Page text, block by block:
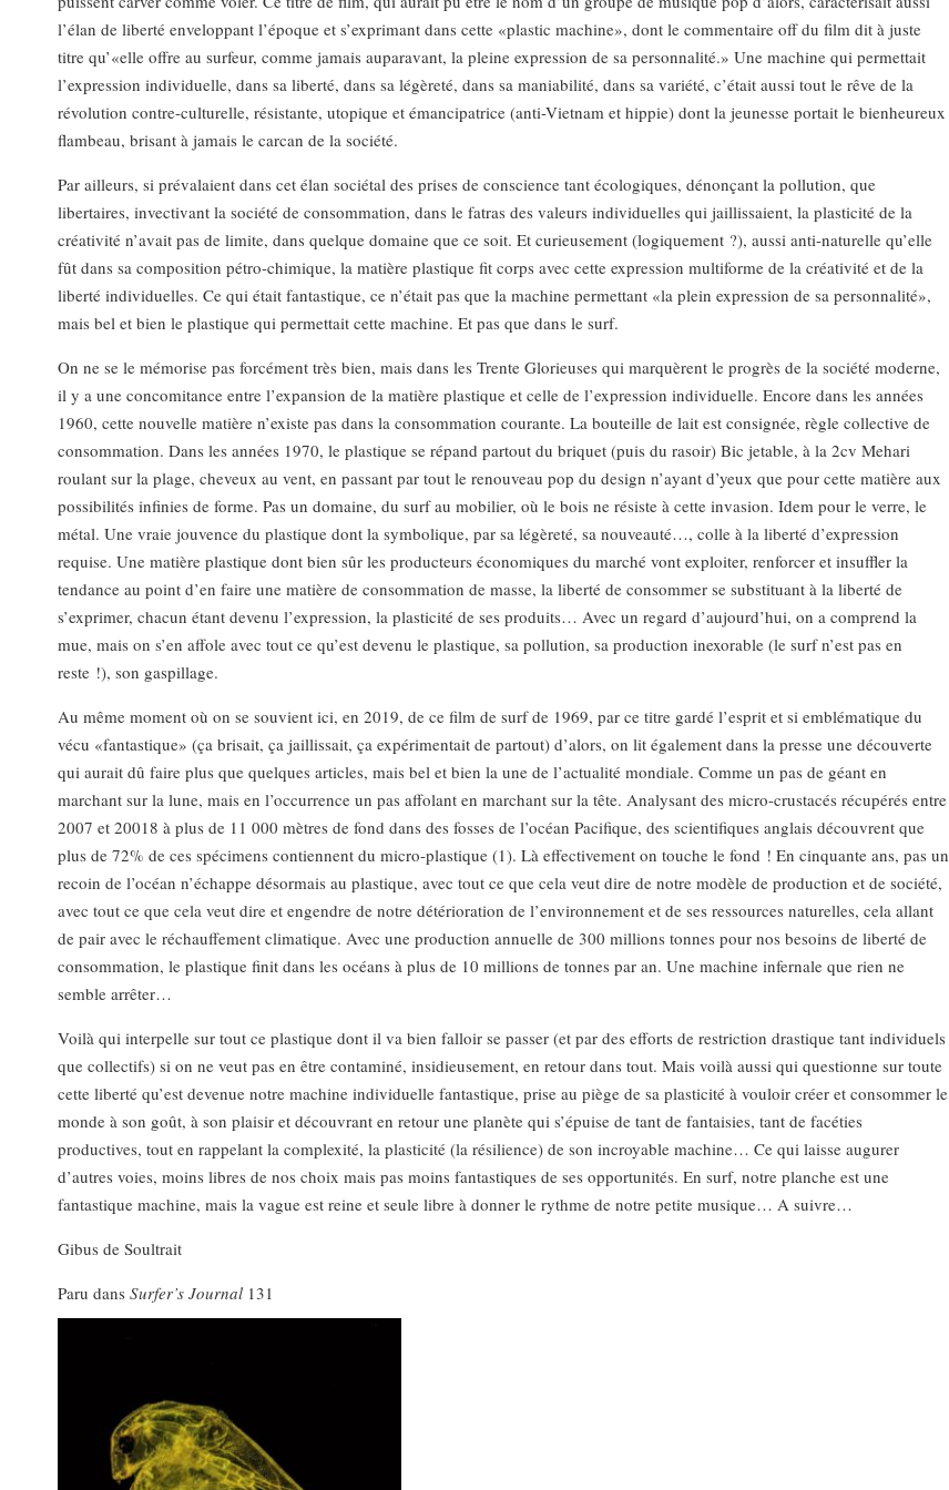
l’élan de liberté enveloppant l’époque et s’exprimant dans cette «plastic machine», dont le commentaire off du film dit à juste
titre qu’«elle offre au surfeur, comme jamais auparavant, la pleine expression de sa personnalité.» Une machine qui permettait
l’expression individuelle, dans sa liberté, dans sa légèreté, dans sa maniabilité, dans sa variété, c’était aussi tout le rêve de la
révolution contre-culturelle, résistante, utopique et émancipatrice (anti-Vietnam et hippie) dont la jeunesse portait le bienheureux
flambeau, brisant à jamais le carcan de la société.
Par ailleurs, si prévalaient dans cet élan sociétal des prises de conscience tant écologiques, dénonçant la pollution, que
libertaires, invectivant la société de consommation, dans le fatras des valeurs individuelles qui jaillissaient, la plasticité de la
créativité n’avait pas de limite, dans quelque domaine que ce soit. Et curieusement (logiquement ?), aussi anti-naturelle qu’elle
fût dans sa composition pétro-chimique, la matière plastique fit corps avec cette expression multiforme de la créativité et de la
liberté individuelles. Ce qui était fantastique, ce n’était pas que la machine permettant «la plein expression de sa personnalité»,
mais bel et bien le plastique qui permettait cette machine. Et pas que dans le surf.
On ne se le mémorise pas forcément très bien, mais dans les Trente Glorieuses qui marquèrent le progrès de la société moderne,
il y a une concomitance entre l’expansion de la matière plastique et celle de l’expression individuelle. Encore dans les années
1960, cette nouvelle matière n’existe pas dans la consommation courante. La bouteille de lait est consignée, règle collective de
consommation. Dans les années 1970, le plastique se répand partout du briquet (puis du rasoir) Bic jetable, à la 2cv Mehari
roulant sur la plage, cheveux au vent, en passant par tout le renouveau pop du design n’ayant d’yeux que pour cette matière aux
possibilités infinies de forme. Pas un domaine, du surf au mobilier, où le bois ne résiste à cette invasion. Idem pour le verre, le
métal. Une vraie jouvence du plastique dont la symbolique, par sa légèreté, sa nouveauté…, colle à la liberté d’expression
requise. Une matière plastique dont bien sûr les producteurs économiques du marché vont exploiter, renforcer et insuffler la
tendance au point d’en faire une matière de consommation de masse, la liberté de consommer se substituant à la liberté de
s’exprimer, chacun étant devenu l’expression, la plasticité de ses produits… Avec un regard d’aujourd’hui, on a comprend la
mue, mais on s’en affole avec tout ce qu’est devenu le plastique, sa pollution, sa production inexorable (le surf n’est pas en
reste !), son gaspillage.
Au même moment où on se souvient ici, en 2019, de ce film de surf de 1969, par ce titre gardé l’esprit et si emblématique du
vécu «fantastique» (ça brisait, ça jaillissait, ça expérimentait de partout) d’alors, on lit également dans la presse une découverte
qui aurait dû faire plus que quelques articles, mais bel et bien la une de l’actualité mondiale. Comme un pas de géant en
marchant sur la lune, mais en l’occurrence un pas affolant en marchant sur la tête. Analysant des micro-crustacés récupérés entre
2007 et 20018 à plus de 11 000 mètres de fond dans des fosses de l’océan Pacifique, des scientifiques anglais découvrent que
plus de 72% de ces spécimens contiennent du micro-plastique (1). Là effectivement on touche le fond ! En cinquante ans, pas un
recoin de l’océan n’échappe désormais au plastique, avec tout ce que cela veut dire de notre modèle de production et de société,
avec tout ce que cela veut dire et engendre de notre détérioration de l’environnement et de ses ressources naturelles, cela allant
de pair avec le réchauffement climatique. Avec une production annuelle de 300 millions tonnes pour nos besoins de liberté de
consommation, le plastique finit dans les océans à plus de 10 millions de tonnes par an. Une machine infernale que rien ne
semble arrêter…
Voilà qui interpelle sur tout ce plastique dont il va bien falloir se passer (et par des efforts de restriction drastique tant individuels
que collectifs) si on ne veut pas en être contaminé, insidieusement, en retour dans tout. Mais voilà aussi qui questionne sur toute
cette liberté qu’est devenue notre machine individuelle fantastique, prise au piège de sa plasticité à vouloir créer et consommer le
monde à son goût, à son plaisir et découvrant en retour une planète qui s’épuise de tant de fantaisies, tant de facéties
productives, tout en rappelant la complexité, la plasticité (la résilience) de son incroyable machine… Ce qui laisse augurer
d’autres voies, moins libres de nos choix mais pas moins fantastiques de ses opportunités. En surf, notre planche est une
fantastique machine, mais la vague est reine et seule libre à donner le rythme de notre petite musique… A suivre…
Gibus de Soultrait
Paru dans Surfer’s Journal 131